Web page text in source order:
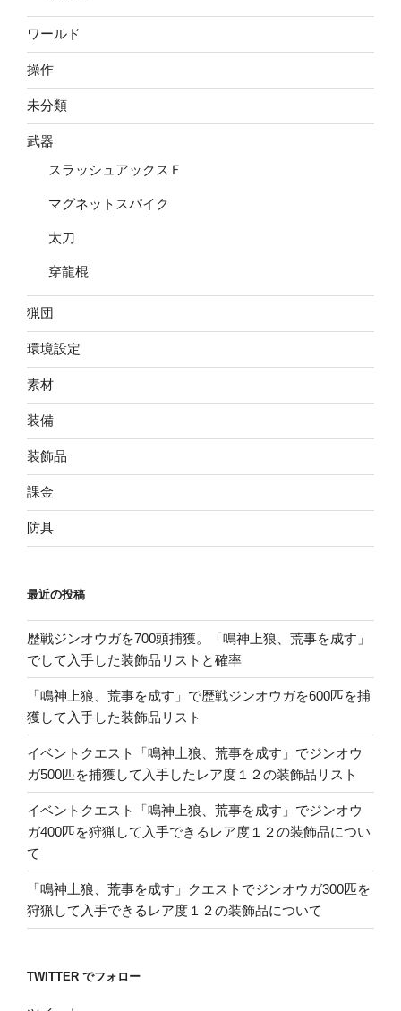
ワールド
操作
未分類
武器
スラッシュアックスＦ
マグネットスパイク
太刀
穿龍棍
猟団
環境設定
素材
装備
装飾品
課金
防具
最近の投稿
歴戦ジンオウガを700頭捕獲。「鳴神上狼、荒事を成す」
でして入手した装飾品リストと確率
「鳴神上狼、荒事を成す」で歴戦ジンオウガを600匹を捕
獲して入手した装飾品リスト
イベントクエスト「鳴神上狼、荒事を成す」でジンオウ
ガ500匹を捕獲して入手したレア度１２の装飾品リスト
イベントクエスト「鳴神上狼、荒事を成す」でジンオウ
ガ400匹を狩猟して入手できるレア度１２の装飾品につい
て
「鳴神上狼、荒事を成す」クエストでジンオウガ300匹を
狩猟して入手できるレア度１２の装飾品について
TWITTER でフォロー